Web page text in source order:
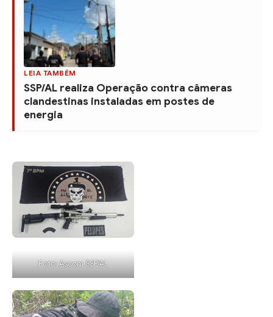
LEIA TAMBÉM
SSP/AL realiza Operação contra câmeras
clandestinas instaladas em postes de
energia
Foto: Ascom SSP/AL